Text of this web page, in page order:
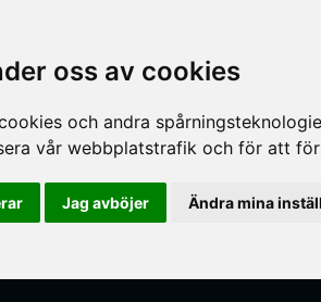
oss av cookies
och andra
vår webbplatstrafik och för att
Jag avböjer Ändra mina